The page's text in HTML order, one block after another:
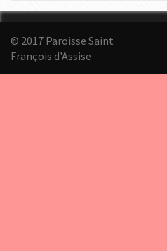
© 2017 Paroisse Saint
François d'Assise